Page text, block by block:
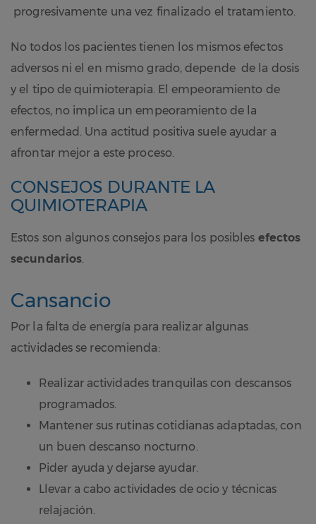
progresivamente una vez finalizado el tratamiento.
No todos los pacientes tienen los mismos efectos
adversos ni el en mismo grado, depende de la dosis
y el tipo de quimioterapia. El empeoramiento de
efectos, no implica un empeoramiento de la
enfermedad. Una actitud positiva suele ayudar a
afrontar mejor a este proceso.
CONSEJOS DURANTE LA
QUIMIOTERAPIA
Estos son algunos consejos para los posibles efectos
secundarios.
Cansancio
Por la falta de energía para realizar algunas
actividades se recomienda:
Realizar actividades tranquilas con descansos
programados.
Mantener sus rutinas cotidianas adaptadas, con
un buen descanso nocturno.
Pider ayuda y dejarse ayudar.
Llevar a cabo actividades de ocio y técnicas
relajación.